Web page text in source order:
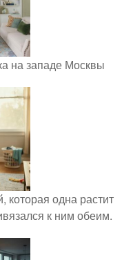
на западе Москвы
одна растит
к ним обеим.